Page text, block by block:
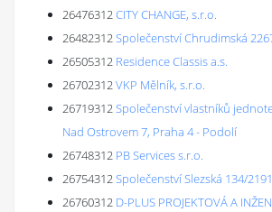
26476312CITY CHANGE, s.r.o.
26482312Společenství Chrudimská
26505312 Residence Classis a.s.
26702312VKP Mělník, s.r.o.
26719312Společenství vlastníků
Nad Ostrovem 7, Praha 4 - Podolí
26748312 PB Services s.r.o.
26754312Společenství Slezská 134/
26760312 D-PLUS PROJEKTOVÁ A